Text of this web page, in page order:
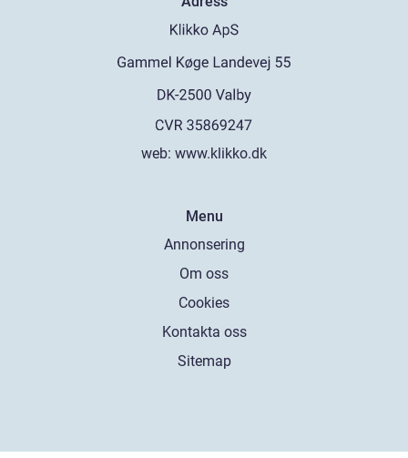
web: www.klikko.dk
Menu
Annonsering
Om oss
Cookies
Kontakta oss
Sitemap